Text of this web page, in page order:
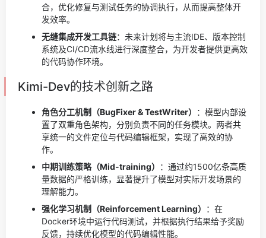
合，优化修复与测试任务的协调执行，从而提高整体开
发效率。
无缝集成开发工具链：未来计划将与主流IDE、版本控制
系统及CI/CD流水线进行深度整合，为开发者提供更高效
的代码协作环境。
Kimi-Dev的技术创新之路
角色分工机制（BugFixer & TestWriter）
：模型内部设
置了双重角色架构，分别负责不同的任务模块。两者共
享统一的文件定位与代码编辑框架，实现了高效的协
作。
中期训练策略（Mid-training）
：通过约1500亿条高质
量数据的严格训练，显著提升了模型对实际开发场景的
理解能力。
强化学习机制（Reinforcement Learning）
：在
Docker环境中运行代码测试，并根据执行结果给予奖励
反馈，持续优化模型的代码编辑性能。